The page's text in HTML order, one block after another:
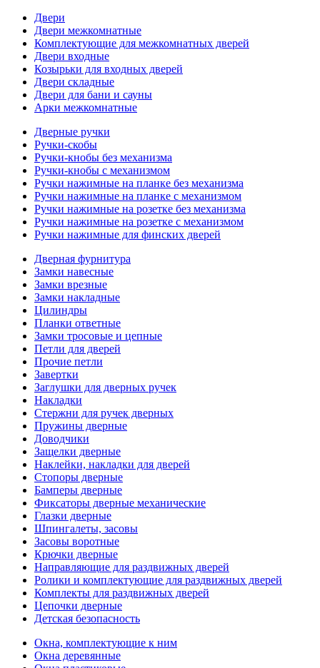
Двери
Двери межкомнатные
Комплектующие для межкомнатных дверей
Двери входные
Козырьки для входных дверей
Двери складные
Двери для бани и сауны
Арки межкомнатные
Дверные ручки
Ручки-скобы
Ручки-кнобы без механизма
Ручки-кнобы с механизмом
Ручки нажимные на планке без механизма
Ручки нажимные на планке с механизмом
Ручки нажимные на розетке без механизма
Ручки нажимные на розетке с механизмом
Ручки нажимные для финских дверей
Дверная фурнитура
Замки навесные
Замки врезные
Замки накладные
Цилиндры
Планки ответные
Замки тросовые и цепные
Петли для дверей
Прочие петли
Завертки
Заглушки для дверных ручек
Накладки
Стержни для ручек дверных
Пружины дверные
Доводчики
Защелки дверные
Наклейки, накладки для дверей
Стопоры дверные
Бамперы дверные
Фиксаторы дверные механические
Глазки дверные
Шпингалеты, засовы
Засовы воротные
Крючки дверные
Направляющие для раздвижных дверей
Ролики и комплектующие для раздвижных дверей
Комплекты для раздвижных дверей
Цепочки дверные
Детская безопасность
Окна, комплектующие к ним
Окна деревянные